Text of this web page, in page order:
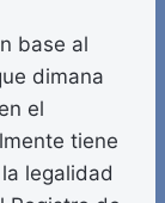
base al
dimana
el
tiene
legalidad